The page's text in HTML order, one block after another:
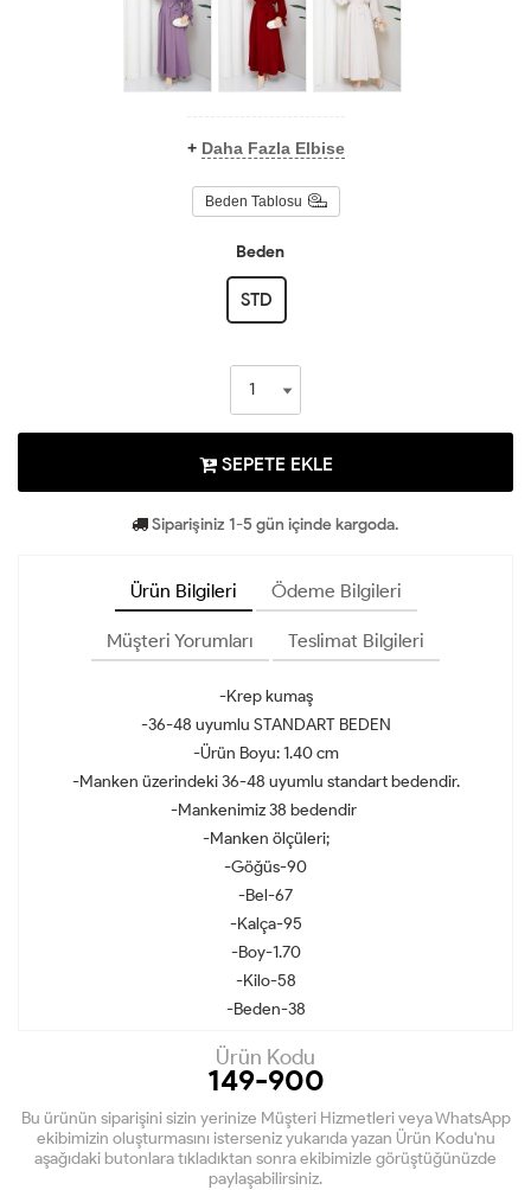
+ Daha Fazla Elbise
Beden Tablosu
Beden
STD
SEPETE EKLE
Siparişiniz 1-5 gün içinde kargoda.
Ürün Bilgileri Ödeme Bilgileri
Müşteri Yorumları Teslimat Bilgileri
-Krep kumaş
-36-48 uyumlu STANDART BEDEN
-Ürün Boyu: 1.40 cm
-Manken üzerindeki 36-48 uyumlu standart bedendir.
-Mankenimiz 38 bedendir
-Manken ölçüleri;
-Göğüs-90
-Bel-67
-Kalça-95
-Boy-1.70
-Kilo-58
-Beden-38
Ürün Kodu
149-900
Bu ürünün siparişini sizin yerinize Müşteri Hizmetleri veya WhatsApp
ekibimizin oluşturmasını isterseniz yukarıda yazan Ürün Kodu'nu
aşağıdaki butonlara tıkladıktan sonra ekibimizle görüştüğünüzde
paylaşabilirsiniz.